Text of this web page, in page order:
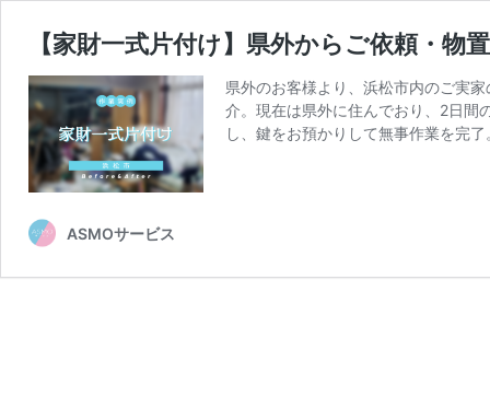
【家財一式片付け】県外からご依頼・物
県外のお客様より、浜松市内のご実
介。現在は県外に住んでおり、2日間
し、鍵をお預かりして無事作業を完了
ASMOサービス